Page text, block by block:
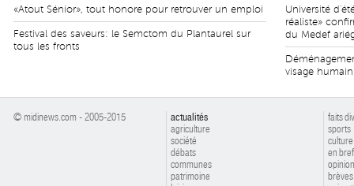
«Atout Sénior», tout honore pour retrouver un emploi
Festival des saveurs: le Semctom du Plantaurel sur
tous les fronts
Université
réaliste»
du Medef
visage
© midinews.com - 2005-2015
actualités
agriculture
société
débats
communes
patrimoine
faits
sports
culture
en bref
brèves